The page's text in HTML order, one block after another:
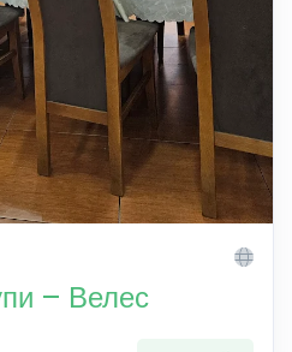
– Велес